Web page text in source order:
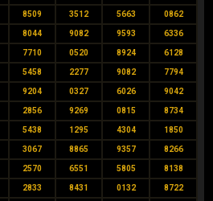
8509 3512 5663 0862
8044 9082 9593 6336
7710 0520 8924 6128
5458 2277 9082 7794
9204 0327 6026 9042
2856 9269 0815 8734
5438 1295 4304 1850
3067 8865 9357 8266
2570 6551 5805 8138
2833 8431 0132 8722